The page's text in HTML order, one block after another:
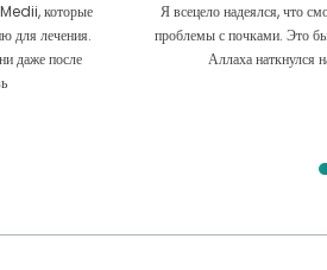
которые
для лечения.
даже после
Я всецело надеялся, что
проблемы с почками. Это
Аллаха наткнулся